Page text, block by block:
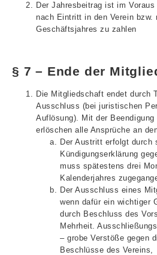
Der Jahresbeitrag ist im
nach Eintritt in den Verein bzw.
Geschäftsjahres zu zahlen
§ 7 – Ende der
Die Mitgliedschaft endet durch
Ausschluss (bei juristischen
Auflösung). Mit der
erlöschen alle Ansprüche an
Der Austritt erfolgt durch
Kündigungserklärung
muss spätestens drei
Kalenderjahres
Der Ausschluss eines
wenn dafür ein wichtiger
durch Beschluss des
Mehrheit.
– grobe Verstöße gegen
Beschlüsse des Vereins,